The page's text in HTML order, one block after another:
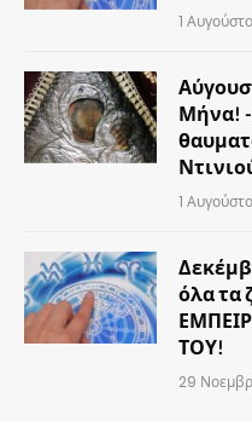
1
Μήνα! -
1
όλα τα
ΤΟΥ!
29